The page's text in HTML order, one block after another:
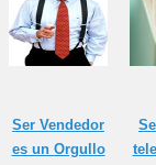
Ser Vendedor
es un Orgullo